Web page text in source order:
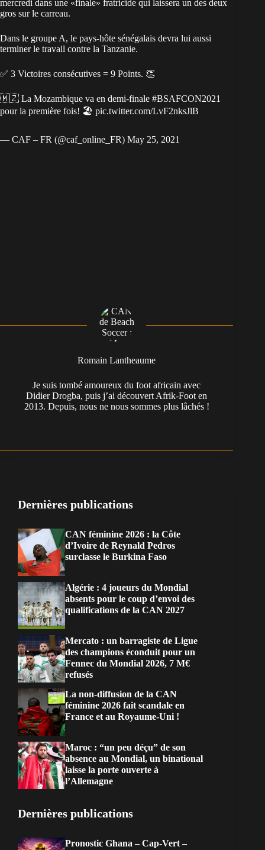
mercredi dans une «finale» fratricide qui laissera un des deux
gros sur le carreau.
Dans le groupe A, le pays-hôte sénégalais devra lui aussi
terminer le travail contre la Tanzanie.
✅ 3 Victoires consécutives = 9 Points. 👏
🇲🇿 La Mozambique va en demi-finale #BSAFCON2021
pour la première fois! 🏖️ pic.twitter.com/LvF2nksJlB
— CAF – FR (@caf_online_FR) May 25, 2021
Romain Lantheaume
Je suis tombé amoureux du foot africain avec
Didier Drogba, puis j’ai découvert Afrik-Foot en
2013. Depuis, nous ne nous sommes plus lâchés !
Dernières publications
CAN féminine 2026 : la Côte
d’Ivoire de Reynald Pedros
surclasse le Burkina Faso
Algérie : 4 joueurs du Mondial
absents pour le coup d’envoi des
qualifications de la CAN 2027
Mercato : un barragiste de Ligue
des champions éconduit pour un
Fennec du Mondial 2026, 7 M€
refusés
La non-diffusion de la CAN
féminine 2026 fait scandale en
France et au Royaume-Uni !
Maroc : “un peu déçu” de son
absence au Mondial, un binational
laisse la porte ouverte à
l’Allemagne
Dernières publications
Pronostic Ghana – Cap-Vert –